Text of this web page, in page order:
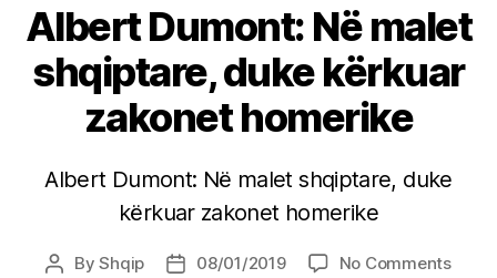
Albert Dumont: Në malet
shqiptare, duke kërkuar
zakonet homerike
Albert Dumont: Në malet shqiptare, duke
kërkuar zakonet homerike
PostByShqip
Post08/01/2019 No Commentson